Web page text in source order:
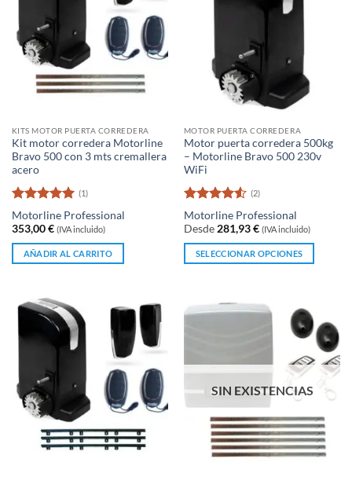
opciones
se
pueden
elegir
de
producto
KITS MOTOR PUERTA CORREDERA
Kit motor corredera Motorline
Bravo 500 con 3 mts cremallera
acero
Valorado
con5de 5
(1)
Motorline Professional
353,00€ (IVA incluido)
AÑADIR AL CARRITO
MOTOR PUERTA CORREDERA
Motor puerta corredera 500kg
– Motorline Bravo 500 230v
WiFi
Valorado
con4.5
de 5
(2)
Motorline Professional
Desde 281,93€ (IVA incluido)
SELECCIONAR OPCIONES
tiene
elegir
SIN EXISTENCIAS